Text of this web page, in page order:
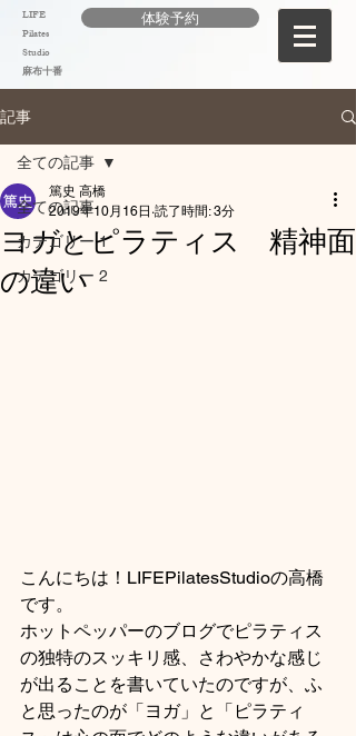
LIFE
Pilates
Studio
麻布十番
体験予約
記事
全ての記事
カテゴリー 1
カテゴリー 2
全ての記事
ヨガとピラティス 精神面
の違い
篤史 高橋
2019年10月16日 読了時間: 3分
こんにちは！LIFEPilatesStudioの高橋
です。
ホットペッパーのブログでピラティス
の独特のスッキリ感、さわやかな感じ
が出ることを書いていたのですが、ふ
と思ったのが「ヨガ」と「ピラティ